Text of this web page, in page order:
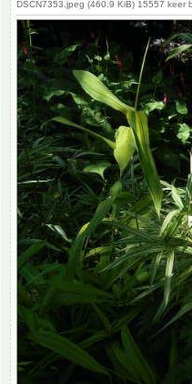
DSCN7353.jpeg (460.9 KiB) 15557 keer